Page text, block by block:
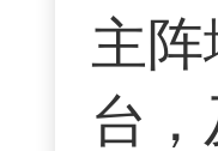
主
台